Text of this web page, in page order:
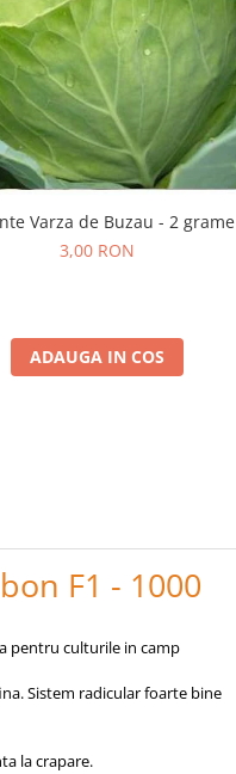
Varza de Buzau - 2 grame
3,00 RON
ADAUGA IN COS
F1 - 1000
pentru culturile in camp
Sistem radicular foarte bine
la crapare.